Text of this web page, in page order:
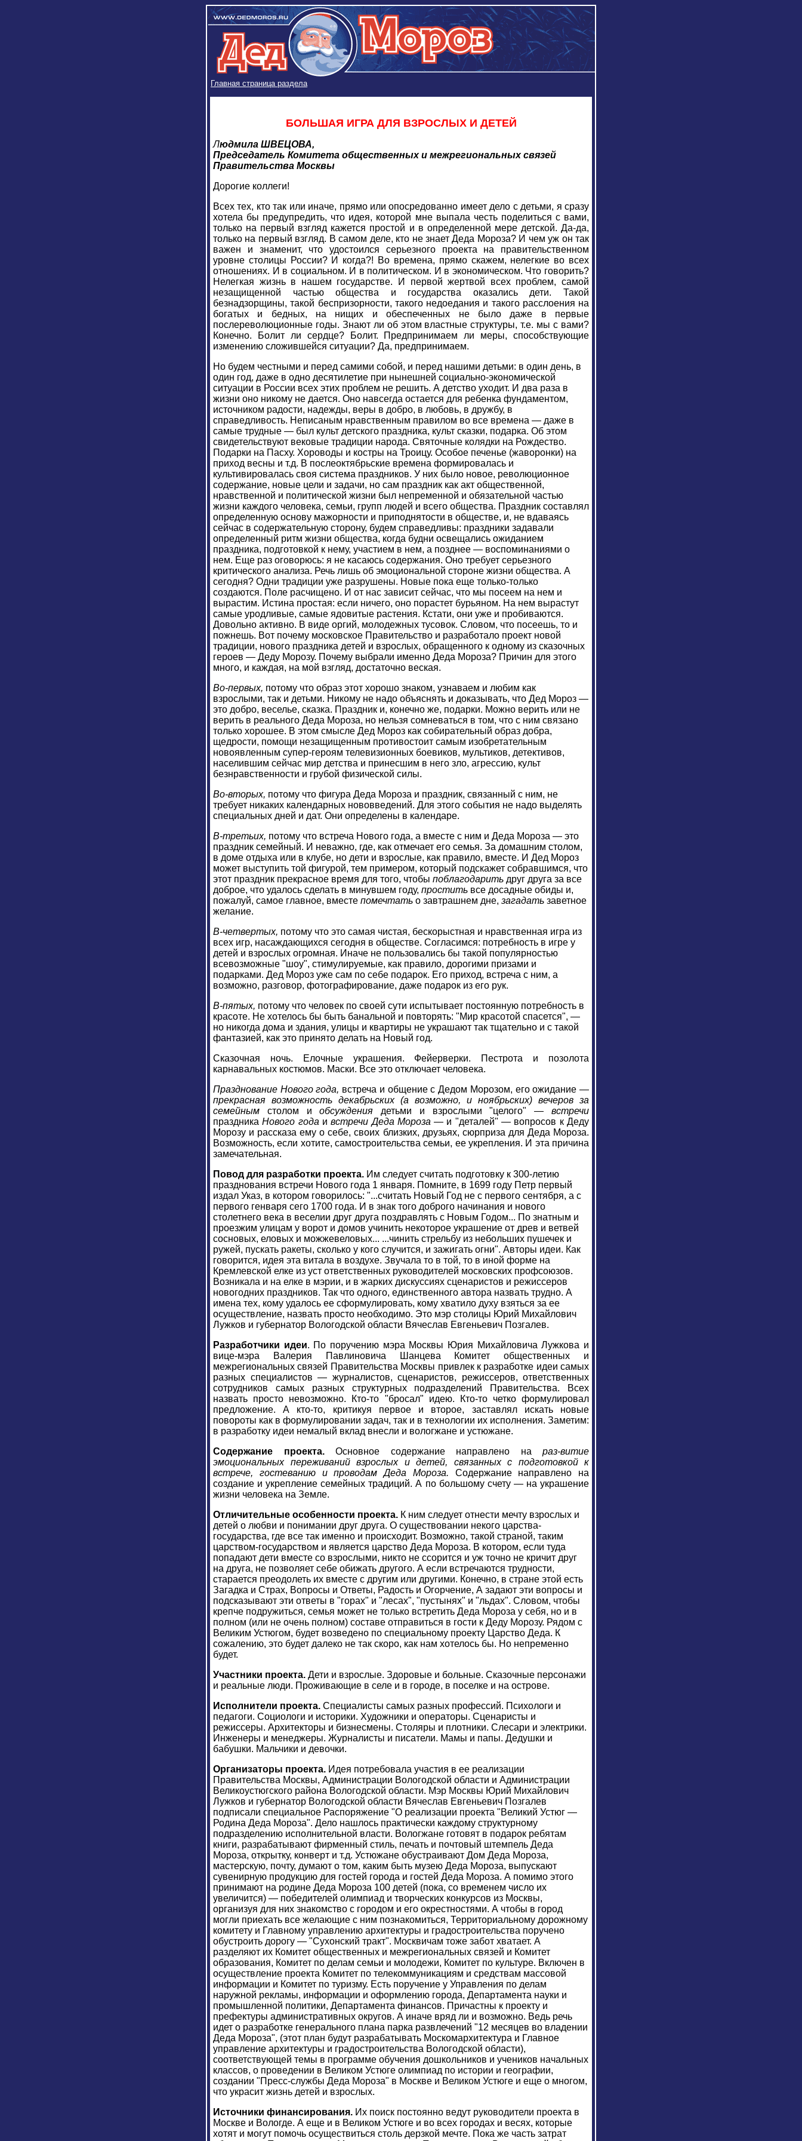
Главная страница раздела
БОЛЬШАЯ ИГРА ДЛЯ ВЗРОСЛЫХ И ДЕТЕЙ
Людмила ШВЕЦОВА,
Председатель Комитета общественных и межрегиональных связей
Правительства Москвы
Дорогие коллеги!
Всех тех, кто так или иначе, прямо или опосредованно имеет дело с детьми, я сразу
хотела бы предупредить, что идея, которой мне выпала честь поделиться с вами,
только на первый взгляд кажется простой и в определенной мере детской. Да-да,
только на первый взгляд. В самом деле, кто не знает Деда Мороза? И чем уж он так
важен и знаменит, что удостоился серьезного проекта на правительственном
уровне столицы России? И когда?! Во времена, прямо скажем, нелегкие во всех
отношениях. И в социальном. И в политическом. И в экономическом. Что говорить?
Нелегкая жизнь в нашем государстве. И первой жертвой всех проблем, самой
незащищенной частью общества и государства оказались дети. Такой
безнадзорщины, такой беспризорности, такого недоедания и такого расслоения на
богатых и бедных, на нищих и обеспеченных не было даже в первые
послереволюционные годы. Знают ли об этом властные структуры, т.е. мы с вами?
Конечно. Болит ли сердце? Болит. Предпринимаем ли меры, способствующие
изменению сложившейся ситуации? Да, предпринимаем.
Но будем честными и перед самими собой, и перед нашими детьми: в один день, в
один год, даже в одно десятилетие при нынешней социально-экономической
ситуации в России всех этих проблем не решить. А детство уходит. И два раза в
жизни оно никому не дается. Оно навсегда остается для ребенка фундаментом,
источником радости, надежды, веры в добро, в любовь, в дружбу, в
справедливость. Неписаным нравственным правилом во все времена — даже в
самые трудные — был культ детского праздника, культ сказки, подарка. Об этом
свидетельствуют вековые традиции народа. Святочные колядки на Рождество.
Подарки на Пасху. Хороводы и костры на Троицу. Особое печенье (жаворонки) на
приход весны и т.д. В послеоктябрьские времена формировалась и
культивировалась своя система праздников. У них было новое, революционное
содержание, новые цели и задачи, но сам праздник как акт общественной,
нравственной и политической жизни был непременной и обязательной частью
жизни каждого человека, семьи, групп людей и всего общества. Праздник составлял
определенную основу мажорности и приподнятости в обществе, и, не вдаваясь
сейчас в содержательную сторону, будем справедливы: праздники задавали
определенный ритм жизни общества, когда будни освещались ожиданием
праздника, подготовкой к нему, участием в нем, а позднее — воспоминаниями о
нем. Еще раз оговорюсь: я не касаюсь содержания. Оно требует серьезного
критического анализа. Речь лишь об эмоциональной стороне жизни общества. А
сегодня? Одни традиции уже разрушены. Новые пока еще только-только
создаются. Поле расчищено. И от нас зависит сейчас, что мы посеем на нем и
вырастим. Истина простая: если ничего, оно порастет бурьяном. На нем вырастут
самые уродливые, самые ядовитые растения. Кстати, они уже и пробиваются.
Довольно активно. В виде оргий, молодежных тусовок. Словом, что посеешь, то и
пожнешь. Вот почему московское Правительство и разработало проект новой
традиции, нового праздника детей и взрослых, обращенного к одному из сказочных
героев — Деду Морозу. Почему выбрали именно Деда Мороза? Причин для этого
много, и каждая, на мой взгляд, достаточно веская.
Во-первых, потому что образ этот хорошо знаком, узнаваем и любим как
взрослыми, так и детьми. Никому не надо объяснять и доказывать, что Дед Мороз —
это добро, веселье, сказка. Праздник и, конечно же, подарки. Можно верить или не
верить в реального Деда Мороза, но нельзя сомневаться в том, что с ним связано
только хорошее. В этом смысле Дед Мороз как собирательный образ добра,
щедрости, помощи незащищенным противостоит самым изобретательным
новоявленным супер-героям телевизионных боевиков, мультиков, детективов,
населившим сейчас мир детства и принесшим в него зло, агрессию, культ
безнравственности и грубой физической силы.
Во-вторых, потому что фигура Деда Мороза и праздник, связанный с ним, не
требует никаких календарных нововведений. Для этого события не надо выделять
специальных дней и дат. Они определены в календаре.
В-третьих, потому что встреча Нового года, а вместе с ним и Деда Мороза — это
праздник семейный. И неважно, где, как отмечает его семья. За домашним столом,
в доме отдыха или в клубе, но дети и взрослые, как правило, вместе. И Дед Мороз
может выступить той фигурой, тем примером, который подскажет собравшимся, что
этот праздник прекрасное время для того, чтобы поблагодарить друг друга за все
доброе, что удалось сделать в минувшем году, простить все досадные обиды и,
пожалуй, самое главное, вместе помечтать о завтрашнем дне, загадать заветное
желание.
В-четвертых, потому что это самая чистая, бескорыстная и нравственная игра из
всех игр, насаждающихся сегодня в обществе. Согласимся: потребность в игре у
детей и взрослых огромная. Иначе не пользовались бы такой популярностью
всевозможные "шоу", стимулируемые, как правило, дорогими призами и
подарками. Дед Мороз уже сам по себе подарок. Его приход, встреча с ним, а
возможно, разговор, фотографирование, даже подарок из его рук.
В-пятых, потому что человек по своей сути испытывает постоянную потребность в
красоте. Не хотелось бы быть банальной и повторять: "Мир красотой спасется", —
но никогда дома и здания, улицы и квартиры не украшают так тщательно и с такой
фантазией, как это принято делать на Новый год.
Сказочная ночь. Елочные украшения. Фейерверки. Пестрота и позолота
карнавальных костюмов. Маски. Все это отключает человека.
Празднование Нового года, встреча и общение с Дедом Морозом, его ожидание —
прекрасная возможность декабрьских (а возможно, и ноябрьских) вечеров за
семейным столом иобсуждения детьми и взрослыми "целого" —встречи
праздникаНового года ивстречи Деда Мороза — и "деталей" — вопросов к Деду
Морозу и рассказа ему о себе, своих близких, друзьях, сюрприза для Деда Мороза.
Возможность, если хотите, самостроительства семьи, ее укрепления. И эта причина
замечательная.
Повод для разработки проекта. Им следует считать подготовку к 300-летию
празднования встречи Нового года 1 января. Помните, в 1699 году Петр первый
издал Указ, в котором говорилось: "...считать Новый Год не с первого сентября, а с
первого генваря сего 1700 года. И в знак того доброго начинания и нового
столетнего века в веселии друг друга поздравлять с Новым Годом... По знатным и
проезжим улицам у ворот и домов учинить некоторое украшение от древ и ветвей
сосновых, еловых и можжевеловых... ...чинить стрельбу из небольших пушечек и
ружей, пускать ракеты, сколько у кого случится, и зажигать огни". Авторы идеи. Как
говорится, идея эта витала в воздухе. Звучала то в той, то в иной форме на
Кремлевской елке из уст ответственных руководителей московских профсоюзов.
Возникала и на елке в мэрии, и в жарких дискуссиях сценаристов и режиссеров
новогодних праздников. Так что одного, единственного автора назвать трудно. А
имена тех, кому удалось ее сформулировать, кому хватило духу взяться за ее
осуществление, назвать просто необходимо. Это мэр столицы Юрий Михайлович
Лужков и губернатор Вологодской области Вячеслав Евгеньевич Позгалев.
Разработчики идеи. По поручению мэра Москвы Юрия Михайловича Лужкова и
вице-мэра Валерия Павлиновича Шанцева Комитет общественных и
межрегиональных связей Правительства Москвы привлек к разработке идеи самых
разных специалистов — журналистов, сценаристов, режиссеров, ответственных
сотрудников самых разных структурных подразделений Правительства. Всех
назвать просто невозможно. Кто-то "бросал" идею. Кто-то четко формулировал
предложение. А кто-то, критикуя первое и второе, заставлял искать новые
повороты как в формулировании задач, так и в технологии их исполнения. Заметим:
в разработку идеи немалый вклад внесли и вологжане и устюжане.
Содержание проекта. Основное содержание направлено на раз-витие
эмоциональных переживаний взрослых и детей, связанных с подготовкой к
встрече, гостеванию и проводам Деда Мороза. Содержание направлено на
создание и укрепление семейных традиций. А по большому счету — на украшение
жизни человека на Земле.
Отличительные особенности проекта. К ним следует отнести мечту взрослых и
детей о любви и понимании друг друга. О существовании некого царства-
государства, где все так именно и происходит. Возможно, такой страной, таким
царством-государством и является царство Деда Мороза. В котором, если туда
попадают дети вместе со взрослыми, никто не ссорится и уж точно не кричит друг
на друга, не позволяет себе обижать другого. А если встречаются трудности,
старается преодолеть их вместе с другим или другими. Конечно, в стране этой есть
Загадка и Страх, Вопросы и Ответы, Радость и Огорчение, А задают эти вопросы и
подсказывают эти ответы в "горах" и "лесах", "пустынях" и "льдах". Словом, чтобы
крепче подружиться, семья может не только встретить Деда Мороза у себя, но и в
полном (или не очень полном) составе отправиться в гости к Деду Морозу. Рядом с
Великим Устюгом, будет возведено по специальному проекту Царство Деда. К
сожалению, это будет далеко не так скоро, как нам хотелось бы. Но непременно
будет.
Участники проекта. Дети и взрослые. Здоровые и больные. Сказочные персонажи
и реальные люди. Проживающие в селе и в городе, в поселке и на острове.
Исполнители проекта. Специалисты самых разных профессий. Психологи и
педагоги. Социологи и историки. Художники и операторы. Сценаристы и
режиссеры. Архитекторы и бизнесмены. Столяры и плотники. Слесари и электрики.
Инженеры и менеджеры. Журналисты и писатели. Мамы и папы. Дедушки и
бабушки. Мальчики и девочки.
Организаторы проекта. Идея потребовала участия в ее реализации
Правительства Москвы, Администрации Вологодской области и Администрации
Великоустюгского района Вологодской области. Мэр Москвы Юрий Михайлович
Лужков и губернатор Вологодской области Вячеслав Евгеньевич Позгалев
подписали специальное Распоряжение "О реализации проекта "Великий Устюг —
Родина Деда Мороза". Дело нашлось практически каждому структурному
подразделению исполнительной власти. Вологжане готовят в подарок ребятам
книги, разрабатывают фирменный стиль, печать и почтовый штемпель Деда
Мороза, открытку, конверт и т.д. Устюжане обустраивают Дом Деда Мороза,
мастерскую, почту, думают о том, каким быть музею Деда Мороза, выпускают
сувенирную продукцию для гостей города и гостей Деда Мороза. А помимо этого
принимают на родине Деда Мороза 100 детей (пока, со временем число их
увеличится) — победителей олимпиад и творческих конкурсов из Москвы,
организуя для них знакомство с городом и его окрестностями. А чтобы в город
могли приехать все желающие с ним познакомиться, Территориальному дорожному
комитету и Главному управлению архитектуры и градостроительства поручено
обустроить дорогу — "Сухонский тракт". Москвичам тоже забот хватает. А
разделяют их Комитет общественных и межрегиональных связей и Комитет
образования, Комитет по делам семьи и молодежи, Комитет по культуре. Включен в
осуществление проекта Комитет по телекоммуникациям и средствам массовой
информации и Комитет по туризму. Есть поручение у Управления по делам
наружной рекламы, информации и оформлению города, Департамента науки и
промышленной политики, Департамента финансов. Причастны к проекту и
префектуры административных округов. А иначе вряд ли и возможно. Ведь речь
идет о разработке генерального плана парка развлечений "12 месяцев во владении
Деда Мороза", (этот план будут разрабатывать Москомархитектура и Главное
управление архитектуры и градостроительства Вологодской области),
соответствующей темы в программе обучения дошкольников и учеников начальных
классов, о проведении в Великом Устюге олимпиад по истории и географии,
создании "Пресс-службы Деда Мороза" в Москве и Великом Устюге и еще о многом,
что украсит жизнь детей и взрослых.
Источники финансирования. Их поиск постоянно ведут руководители проекта в
Москве и Вологде. А еще и в Великом Устюге и во всех городах и весях, которые
хотят и могут помочь осуществиться столь дерзкой мечте. Пока же часть затрат